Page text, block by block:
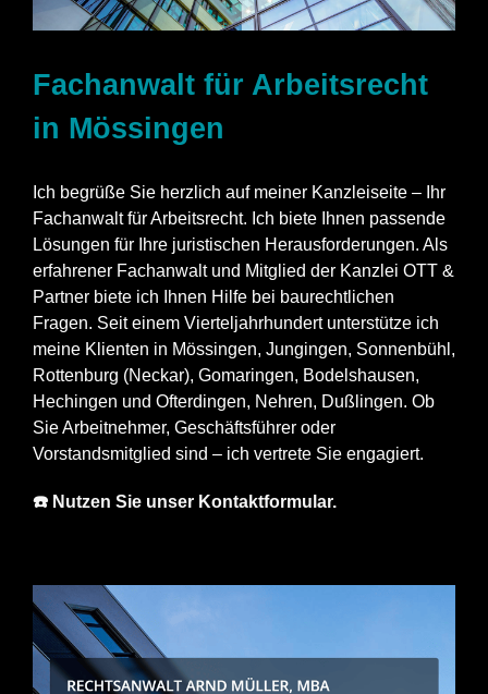
Fachanwalt für Arbeitsrecht
in Mössingen
Ich begrüße Sie herzlich auf meiner Kanzleiseite – Ihr
Fachanwalt für Arbeitsrecht. Ich biete Ihnen passende
Lösungen für Ihre juristischen Herausforderungen. Als
erfahrener Fachanwalt und Mitglied der Kanzlei OTT &
Partner biete ich Ihnen Hilfe bei baurechtlichen
Fragen. Seit einem Vierteljahrhundert unterstütze ich
meine Klienten in Mössingen, Jungingen, Sonnenbühl,
Rottenburg (Neckar), Gomaringen, Bodelshausen,
Hechingen und Ofterdingen, Nehren, Dußlingen. Ob
Sie Arbeitnehmer, Geschäftsführer oder
Vorstandsmitglied sind – ich vertrete Sie engagiert.
☎️ Nutzen Sie unser Kontaktformular.